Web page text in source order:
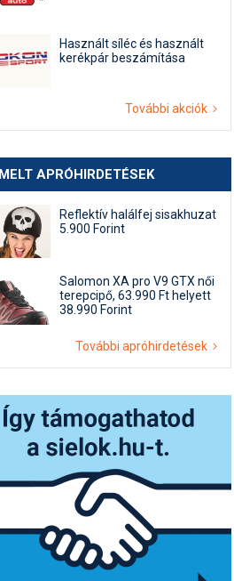
Használt síléc és használt
kerékpár beszámítása
További akciók
APRÓHIRDETÉSEK
Reflektív halálfej sisakhuzat
5.900 Forint
Salomon XA pro V9 GTX női
terepcipő, 63.990 Ft helyett
38.990 Forint
További apróhirdetések